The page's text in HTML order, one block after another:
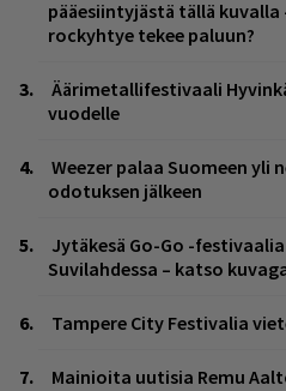
pääesiintyjästä tällä
rockyhtye tekee paluun?
Äärimetallifestivaali
vuodelle
Weezer palaa Suomeen yli
odotuksen jälkeen
Jytäkesä Go-Go -
Suvilahdessa – katso
Tampere City Festivalia
Mainioita uutisia Remu